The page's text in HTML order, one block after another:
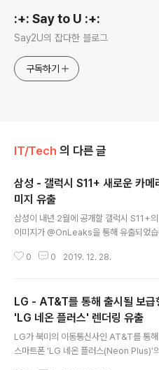
:+: Say to U :+:
Say2U의 잡다한 블로그
구독하기
IT/Tech 의 다른 글
삼성 - 갤럭시 S11+ 새로운 카메
미지 유출
삼성이 내년 2월에 공개할 갤럭시 S11+
이미지가 @OnLeaks을 통해 유출되었습
렌더링은 사각형 카메라 범프내에 5개의
으로 추정되고 있습니다. 또한, 커다란 렌
는 노나셀(Nonacell) 기술이 적용된 1억
메라인 ISOCELL Bright HM1로 보이며,
작인 갤럭시 S10 시리즈 대비 카메라 성능
것으로 예상되고 있습니다. 출처 :
0 0 2019. 12. 28.
LG - AT&T를 통해 출시될 보급
'LG 네온 플러스' 렌더링 유출
LG가 북미의 이동통신사인 AT&T를 통
스마트폰 'LG 네온 플러스(Neon Plus)'